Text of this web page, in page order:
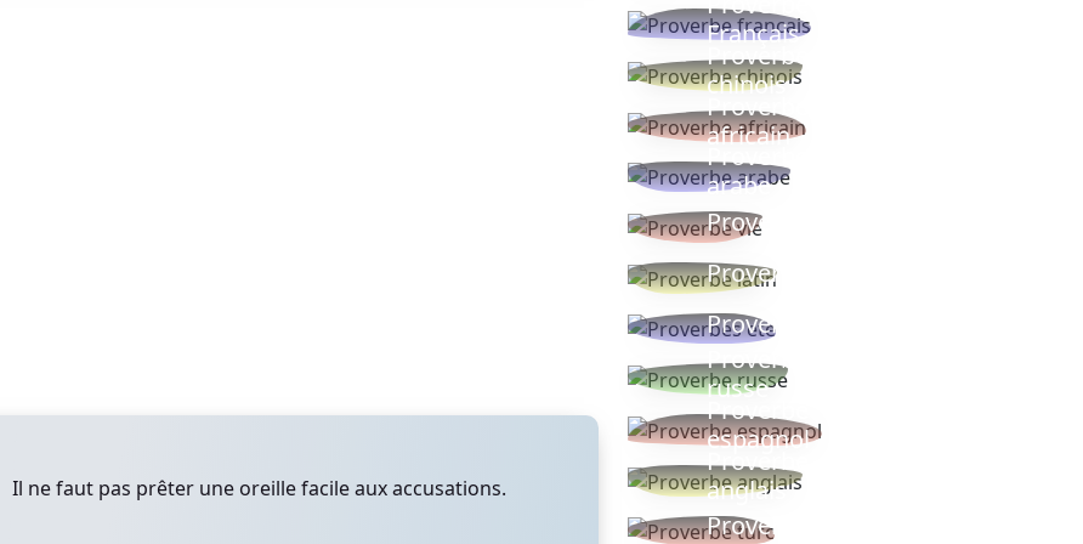
Il ne faut pas prêter une oreille facile aux accusations.
Français
Proverbe
chinois
Proverbe
africain
Proverbe
arabe
Proverbe vie
Proverbe latin
Proverbes ete
Proverbe
russe
Proverbe
espagnol
Proverbe
anglais
Proverbe turc